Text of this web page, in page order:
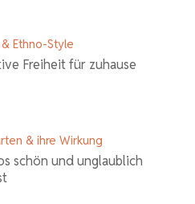
Ethno-Style
Freiheit für zuhause
& ihre Wirkung
schön und unglaublich